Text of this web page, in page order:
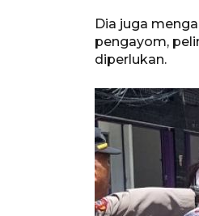
Dia juga
pengayom,
diperlukan.